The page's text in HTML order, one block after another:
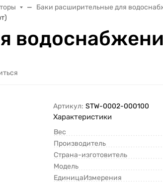
Баки расширительные для
Артикул: STW-0002-000100
Характеристики
Вес
Производитель
Страна-изготовитель
Модель
ЕдиницаИзмерения